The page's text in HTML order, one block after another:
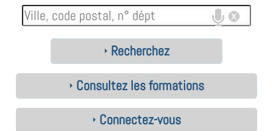
Recherchez
Consultez les formations
Connectez-vous